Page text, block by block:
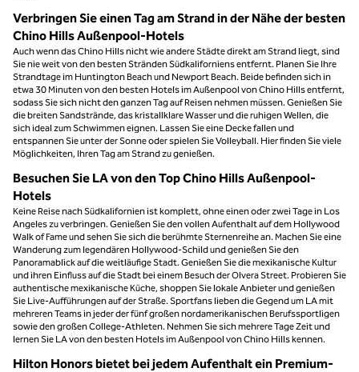
Verbringen Sie einen Tag am Strand in der Nähe der besten
Chino Hills Außenpool-Hotels
Auch wenn das Chino Hills nicht wie andere Städte direkt am Strand liegt, sind
Sie nie weit von den besten Stränden Südkaliforniens entfernt. Planen Sie Ihre
Strandtage im Huntington Beach und Newport Beach. Beide befinden sich in
etwa 30 Minuten von den besten Hotels im Außenpool von Chino Hills entfernt,
sodass Sie sich nicht den ganzen Tag auf Reisen nehmen müssen. Genießen Sie
die breiten Sandstrände, das kristallklare Wasser und die ruhigen Wellen, die
sich ideal zum Schwimmen eignen. Lassen Sie eine Decke fallen und
entspannen Sie unter der Sonne oder spielen Sie Volleyball. Hier finden Sie viele
Möglichkeiten, Ihren Tag am Strand zu genießen.
Besuchen Sie LA von den Top Chino Hills Außenpool-
Hotels
Keine Reise nach Südkalifornien ist komplett, ohne einen oder zwei Tage in Los
Angeles zu verbringen. Genießen Sie den vollen Aufenthalt auf dem Hollywood
Walk of Fame und sehen Sie sich die berühmte Sternenreihe an. Machen Sie eine
Wanderung zum legendären Hollywood-Schild und genießen Sie den
Panoramablick auf die weitläufige Stadt. Genießen Sie die mexikanische Kultur
und ihren Einfluss auf die Stadt bei einem Besuch der Olvera Street. Probieren Sie
authentische mexikanische Küche, shoppen Sie lokale Anbieter und genießen
Sie Live-Aufführungen auf der Straße. Sportfans lieben die Gegend um LA mit
mehreren Teams in jeder der fünf großen nordamerikanischen Berufssportligen
sowie den großen College-Athleten. Nehmen Sie sich mehrere Tage Zeit und
lernen Sie LA von den besten Hotels im Außenpool von Chino Hills kennen.
Hilton Honors bietet bei jedem Aufenthalt ein Premium-